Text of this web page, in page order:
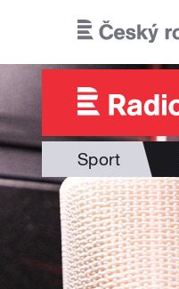
Sport